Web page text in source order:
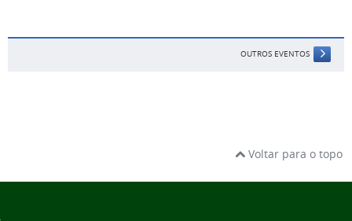
OUTROS EVENTOS
Voltar para o topo